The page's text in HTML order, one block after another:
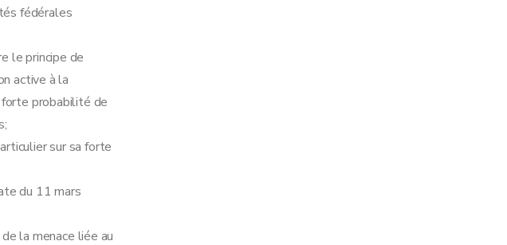
fédérales
le principe de
active à la
probabilité de
sur sa forte
du 11 mars
la menace liée au